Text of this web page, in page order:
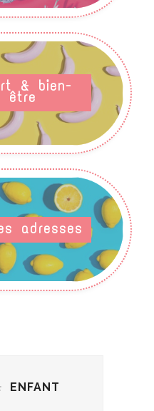
& bien-
être
adresses
ENFANT